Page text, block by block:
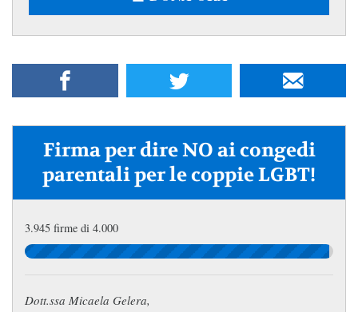
Firma per dire NO ai congedi
parentali per le coppie LGBT!
3.945 firme di 4.000
Dott.ssa Micaela Gelera,